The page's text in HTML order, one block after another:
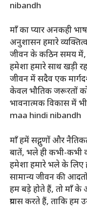
nibandh
माँ का प्यार अनकही
अनुशासन हमारे
जीवन के कठिन समय में,
हमेशा हमारे साथ खड़ी
जीवन में सदैव एक
केवल भौतिक जरूरतों
भावनात्मक विकास में
maa hindi nibandh
माँ हमें सद्गुणों और
बातें, भले ही कभी-कभी
हमेशा हमारे भले के लिए
सामान्य जीवन की
हम बड़े होते हैं, तो माँ के
प्रयास करते हैं, ताकि हम